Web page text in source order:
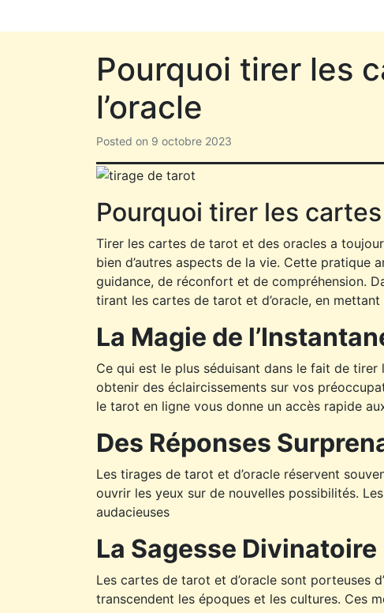
Pourquoi tirer les
l’oracle
Posted on 9 octobre 2023
Pourquoi tirer les
Tirer les cartes de tarot et des oracles a
bien d’autres aspects de la vie. Cette pratique
guidance, de réconfort et de compréhension.
tirant les cartes de tarot et d’oracle, en
La Magie de
Ce qui est le plus séduisant dans le fait de tirer
obtenir des éclaircissements sur vos
le tarot en ligne vous donne un accès rapide
Des Réponses
Les tirages de tarot et d’oracle réservent
ouvrir les yeux sur de nouvelles possibilités.
audacieuses
La Sagesse Divinatoire
Les cartes de tarot et d’oracle sont porteuses
transcendent les époques et les cultures. Ces